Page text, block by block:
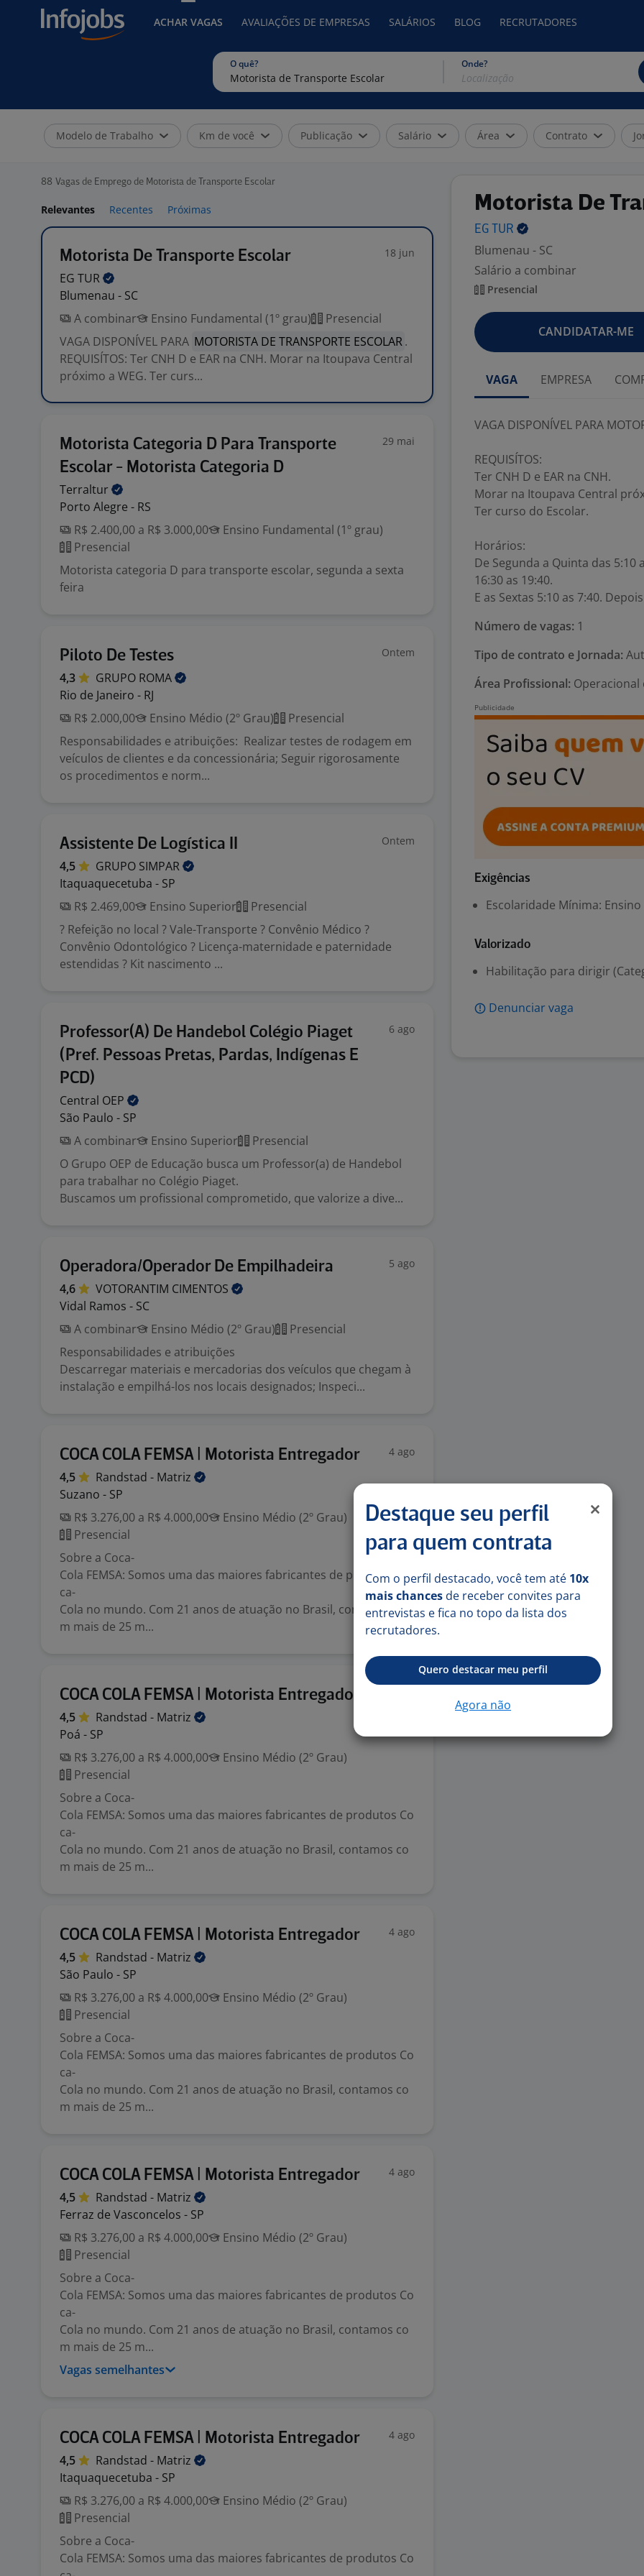
ACHAR VAGAS AVALIAÇÕES DE EMPRESAS SALÁRIOS BLOG RECRUTADORES
O quê? Onde?
Modelo de Trabalho Km de você Publicação Salário Área Contrato
88 Vagas de Emprego de Motorista de Transporte Escolar
Relevantes Recentes Próximas
Motorista De Transporte Escolar 18 jun
EG TUR
Blumenau - SC
A combinar
Ensino Fundamental (1º grau)
Presencial
VAGA DISPONÍVEL PARA MOTORISTA DE TRANSPORTE ESCOLAR.
REQUISÍTOS: Ter CNH D e EAR na CNH. Morar na Itoupava Central
próximo a WEG. Ter curs...
Motorista Categoria D Para Transporte
Escolar - Motorista Categoria D
29 mai
Terraltur
Porto Alegre - RS
R$ 2.400,00 a R$ 3.000,00
Ensino Fundamental (1º grau)
Presencial
Motorista categoria D para transporte escolar, segunda a sexta
feira
Piloto De Testes Ontem
4,3 GRUPO ROMA
Rio de Janeiro - RJ
R$ 2.000,00
Ensino Médio (2º Grau)
Presencial
Responsabilidades e atribuições: Realizar testes de rodagem em
veículos de clientes e da concessionária; Seguir rigorosamente
os procedimentos e norm...
Assistente De Logística II Ontem
4,5 GRUPO SIMPAR
Itaquaquecetuba - SP
R$ 2.469,00
Ensino Superior
Presencial
? Refeição no local ? Vale-Transporte ? Convênio Médico ?
Convênio Odontológico ? Licença-maternidade e paternidade
estendidas ? Kit nascimento ...
Professor(A) De Handebol Colégio Piaget
(Pref. Pessoas Pretas, Pardas, Indígenas E
PCD)
6 ago
Central OEP
São Paulo - SP
A combinar
Ensino Superior
Presencial
O Grupo OEP de Educação busca um Professor(a) de Handebol
para trabalhar no Colégio Piaget.
Buscamos um profissional comprometido, que valorize a dive...
Operadora/Operador De Empilhadeira 5 ago
4,6 VOTORANTIM CIMENTOS
Vidal Ramos - SC
A combinar
Ensino Médio (2º Grau)
Presencial
Responsabilidades e atribuições
Descarregar materiais e mercadorias dos veículos que chegam à
instalação e empilhá-los nos locais designados; Inspeci...
COCA COLA FEMSA | Motorista Entregador 4 ago
4,5 Randstad - Matriz
Suzano - SP
R$ 3.276,00 a R$ 4.000,00
Ensino Médio (2º Grau)
Presencial
Sobre a Coca-
Cola FEMSA: Somos uma das maiores fabricantes de produtos Co
ca-
Cola no mundo. Com 21 anos de atuação no Brasil, contamos co
m mais de 25 m...
COCA COLA FEMSA | Motorista Entregador
4,5 Randstad - Matriz
Poá - SP
R$ 3.276,00 a R$ 4.000,00
Ensino Médio (2º Grau)
Presencial
Sobre a Coca-
Cola FEMSA: Somos uma das maiores fabricantes de produtos Co
ca-
Cola no mundo. Com 21 anos de atuação no Brasil, contamos co
m mais de 25 m...
COCA COLA FEMSA | Motorista Entregador 4 ago
4,5 Randstad - Matriz
São Paulo - SP
R$ 3.276,00 a R$ 4.000,00
Ensino Médio (2º Grau)
Presencial
Sobre a Coca-
Cola FEMSA: Somos uma das maiores fabricantes de produtos Co
ca-
Cola no mundo. Com 21 anos de atuação no Brasil, contamos co
m mais de 25 m...
COCA COLA FEMSA | Motorista Entregador 4 ago
4,5 Randstad - Matriz
Ferraz de Vasconcelos - SP
R$ 3.276,00 a R$ 4.000,00
Ensino Médio (2º Grau)
Presencial
Sobre a Coca-
Cola FEMSA: Somos uma das maiores fabricantes de produtos Co
ca-
Cola no mundo. Com 21 anos de atuação no Brasil, contamos co
m mais de 25 m...
Vagas semelhantes
COCA COLA FEMSA | Motorista Entregador 4 ago
4,5 Randstad - Matriz
Itaquaquecetuba - SP
R$ 3.276,00 a R$ 4.000,00
Ensino Médio (2º Grau)
Presencial
Sobre a Coca-
Cola FEMSA: Somos uma das maiores fabricantes de produtos Co
Motorista De
EG TUR
Blumenau - SC
Salário a combinar
Presencial
CANDIDATAR-ME
VAGA EMPRESA
VAGA DISPONÍVEL PARA
REQUISÍTOS:
Ter CNH D e EAR na CNH.
Morar na Itoupava Central
Ter curso do Escolar.
Horários:
De Segunda a Quinta das 5:10
16:30 as 19:40.
E as Sextas 5:10 as 7:40.
Número de vagas: 1
Tipo de contrato e Jornada:
Área Profissional: Operacional
Exigências
Escolaridade Mínima:
Valorizado
Habilitação para dirigir
Denunciar vaga
Destaque seu perfil
para quem contrata
Com o perfil destacado, você tem até 10x
mais chances de receber convites para
entrevistas e fica no topo da lista dos
recrutadores.
Quero destacar meu perfil
Agora não